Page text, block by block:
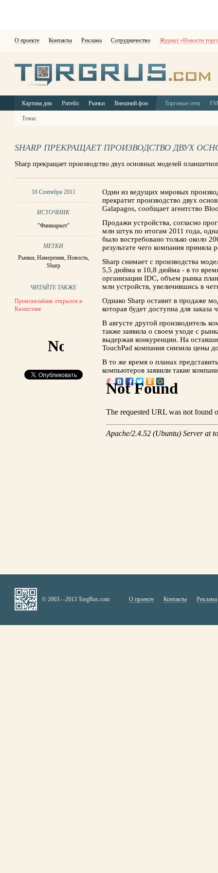
О проекте Контакты Реклама Сотрудничество Журнал «Новости
Картина дня Ритейл Рынки Внешний фон Торговые сети
Темы:
SHARP ПРЕКРАЩАЕТ ПРОИЗВОДСТВО ДВУХ
Sharp прекращает производство двух основных моделей
16 Сентября 2011
ИСТОЧНИК
"Финмаркет"
МЕТКИ
Рынки, Намерения, Новость,
Sharp
ЧИТАЙТЕ ТАКЖЕ
Промсвязьбанк открылся в
Казахстане
Один из ведущих мировых
прекратит производство двух
Galapagos, сообщает агентство
Продажи устройства, согласно
млн штук по итогам 2011 года,
было востребовано только около
результате чего компания
Sharp снимает с производства
5,5 дюйма и 10,8 дюйма - в то
организации IDC, объем рынка
млн устройств, увеличившись в
Однако Sharp оставит в продаже
которая будет доступна для
В августе другой производитель
также заявила о своем уходе с
выдержав конкуренции. На
TouchPad компания снизила цены
В то же время о планах
компьютеров заявили такие
© 2003—2013 TorgRus.com О проекте Контакты Реклама